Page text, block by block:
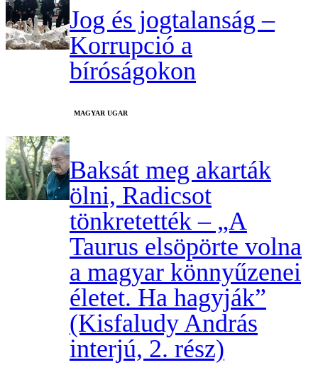
Jog és jogtalanság –
Korrupció a
bíróságokon
MAGYAR UGAR
Baksát meg akarták
ölni, Radicsot
tönkretették – „A
Taurus elsöpörte volna
a magyar könnyűzenei
életet. Ha hagyják”
(Kisfaludy András
interjú, 2. rész)